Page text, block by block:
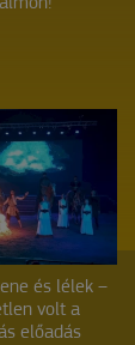
és lélek –
volt a
előadás